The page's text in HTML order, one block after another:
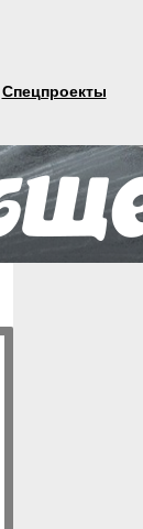
Спецпроекты